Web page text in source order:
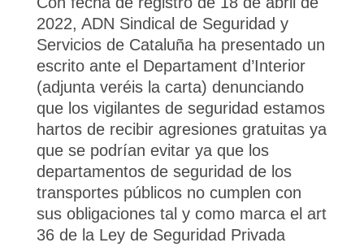
2022, ADN Sindical de Seguridad y
Servicios de Cataluña ha presentado un
escrito ante el Departament d’Interior
(adjunta veréis la carta) denunciando
que los vigilantes de seguridad estamos
hartos de recibir agresiones gratuitas ya
que se podrían evitar ya que los
departamentos de seguridad de los
transportes públicos no cumplen con
sus obligaciones tal y como marca el art
36 de la Ley de Seguridad Privada